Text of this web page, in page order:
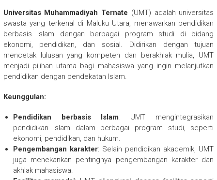
Universitas Muhammadiyah Ternate (UMT) adalah universitas
swasta yang terkenal di Maluku Utara, menawarkan pendidikan
berbasis Islam dengan berbagai program studi di bidang
ekonomi, pendidikan, dan sosial. Didirikan dengan tujuan
mencetak lulusan yang kompeten dan berakhlak mulia, UMT
menjadi pilihan utama bagi mahasiswa yang ingin melanjutkan
pendidikan dengan pendekatan Islam.
Keunggulan:
Pendidikan berbasis Islam: UMT mengintegrasikan
pendidikan Islam dalam berbagai program studi, seperti
ekonomi, pendidikan, dan hukum.
Pengembangan karakter: Selain pendidikan akademik, UMT
juga menekankan pentingnya pengembangan karakter dan
akhlak mahasiswa.